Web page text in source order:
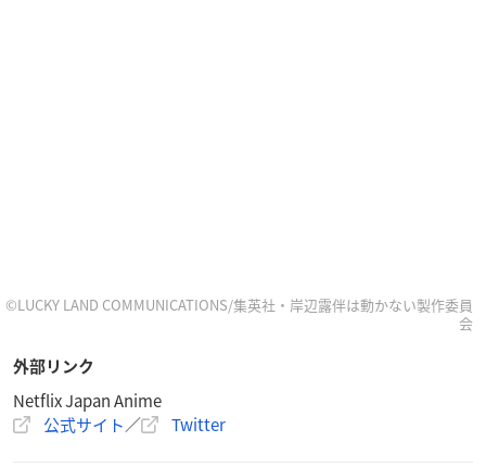
©LUCKY LAND COMMUNICATIONS/集英社・岸辺露伴は動かない製作委員
会
外部リンク
Netflix Japan Anime
公式サイト／ Twitter